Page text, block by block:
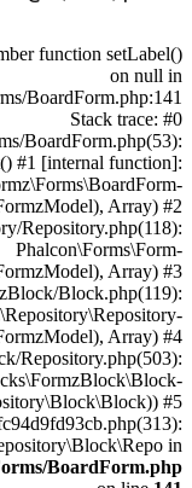
: Uncaught Error:
aurora74/src/
aurora74/src/
aurora74/src/formz/
src/formz/src/
src/theme/src/
views/
aurora74/src/